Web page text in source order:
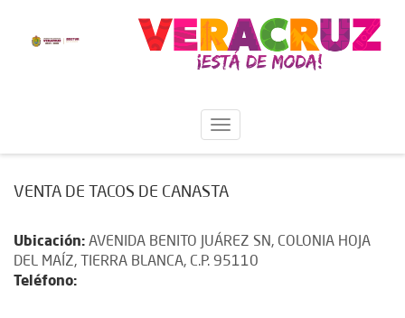
VENTA DE TACOS DE CANASTA
Ubicación: AVENIDA BENITO JUÁREZ SN, COLONIA HOJA
DEL MAÍZ, TIERRA BLANCA, C.P. 95110
Teléfono: